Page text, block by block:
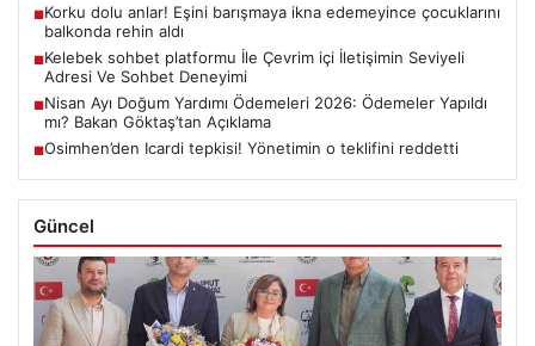
■Korku dolu anlar! Eşini barışmaya ikna edemeyince çocuklarını
balkonda rehin aldı
■Kelebek sohbet platformu İle Çevrim içi İletişimin Seviyeli
Adresi Ve Sohbet Deneyimi
■Nisan Ayı Doğum Yardımı Ödemeleri 2026: Ödemeler Yapıldı
mı? Bakan Göktaş’tan Açıklama
■Osimhen’den Icardi tepkisi! Yönetimin o teklifini reddetti
Güncel